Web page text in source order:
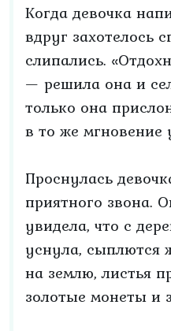
Когда девочка
вдруг захотелось
слипались.
— решила она и
только она
в то же мгновение
Проснулась
приятного звона.
увидела, что с
уснула, сыплются
на землю, листья
золотые монеты и